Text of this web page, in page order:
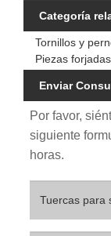
Categoría
Tornillos y
Piezas
Enviar
Por favor,
siguiente
horas.